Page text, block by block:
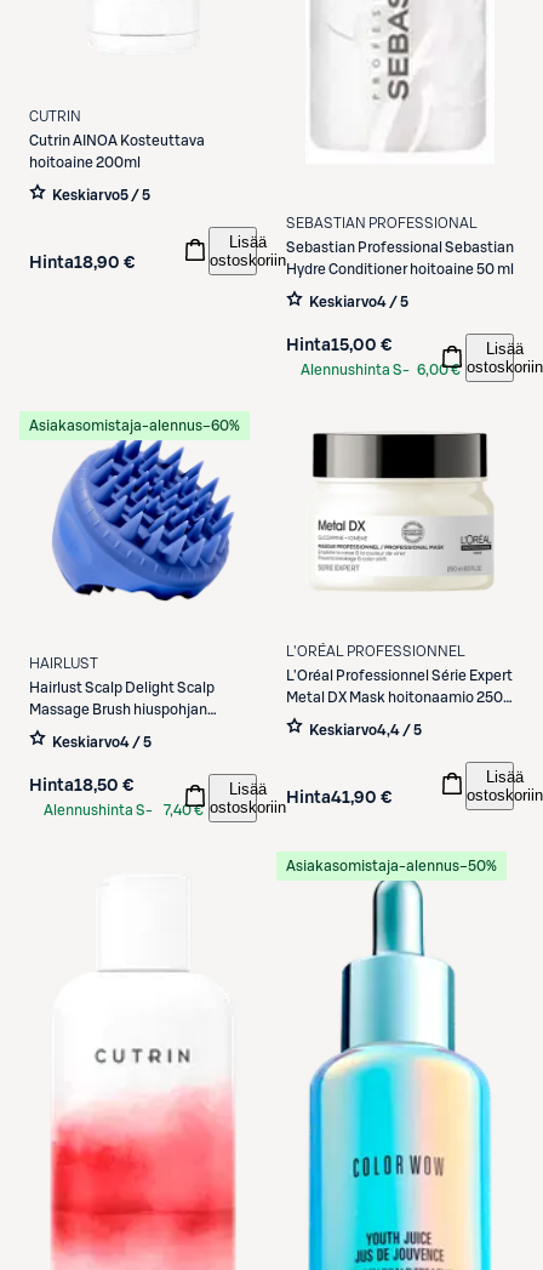
CUTRIN
CutrinAINOA Kosteuttava
hoitoaine 200ml
Keskiarvo5 / 5
Hinta18,90 €
Lisää
ostoskoriin
SEBASTIAN PROFESSIONAL
Sebastian Professional Sebastian
Hydre Conditioner hoitoaine 50 ml
Keskiarvo4 / 5
Hinta15,00 €
Alennushinta S- 6,00 €
Lisää
ostoskoriin
Asiakasomistaja-alennus−60%
HAIRLUST
HairlustScalp Delight Scalp
Massage Brush hiuspohjan
hierontaharja
Keskiarvo4 / 5
Hinta18,50 €
Alennushinta S-
7,40 €
Lisää
ostoskoriin
L'ORÉAL PROFESSIONNEL
L'Oréal Professionnel Série Expert
Metal DX Mask hoitonaamio 250
ml
Keskiarvo4,4 / 5
Hinta41,90 €
Lisää
ostoskoriin
Asiakasomistaja-alennus−50%